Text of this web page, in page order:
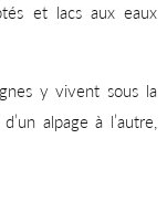
et lacs aux eaux
y vivent sous la
alpage à l’autre,